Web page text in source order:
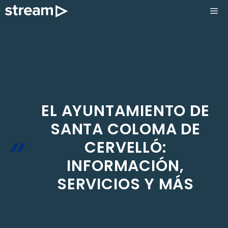
Saltar
EL AYUNTAMIENTO DE
SANTA COLOMA DE
CERVELLÓ:
INFORMACIÓN,
SERVICIOS Y MÁS